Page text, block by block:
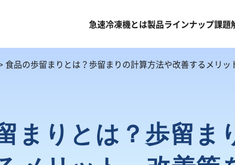
急速冷凍機とは製品ラインナップ課題
食品の歩留まりとは？歩留まりの計算方法や改善するメリッ
まりとは？歩留ま